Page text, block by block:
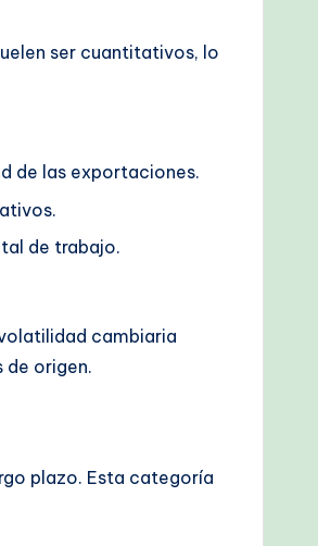
ser cuantitativos, lo
de las exportaciones.
de trabajo.
cambiaria
de origen.
plazo. Esta categoría